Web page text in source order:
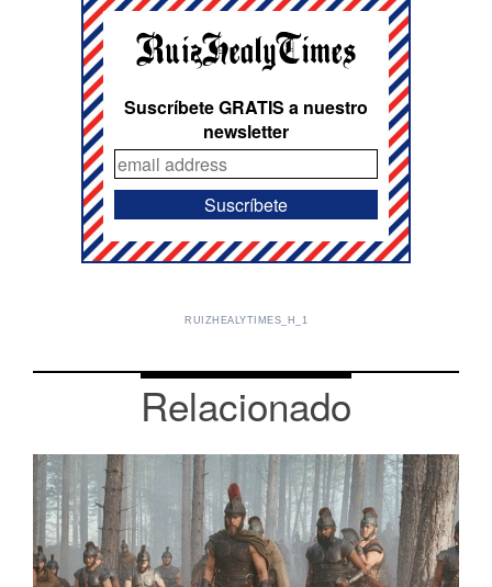
Suscríbete GRATIS a nuestro
newsletter
RUIZHEALYTIMES_H_1
Relacionado